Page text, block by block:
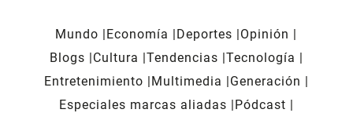
Mundo Economía Deportes
Opinión
Blogs
Cultura Tendencias Tecnología
Entretenimiento
Multimedia
Generación
Especiales marcas aliadas
Pódcast